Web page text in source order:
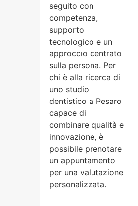
seguito con
competenza,
supporto
tecnologico e un
approccio centrato
sulla persona. Per
chi è alla ricerca di
uno studio
dentistico a Pesaro
capace di
combinare qualità e
innovazione, è
possibile prenotare
un appuntamento
per una valutazione
personalizzata.